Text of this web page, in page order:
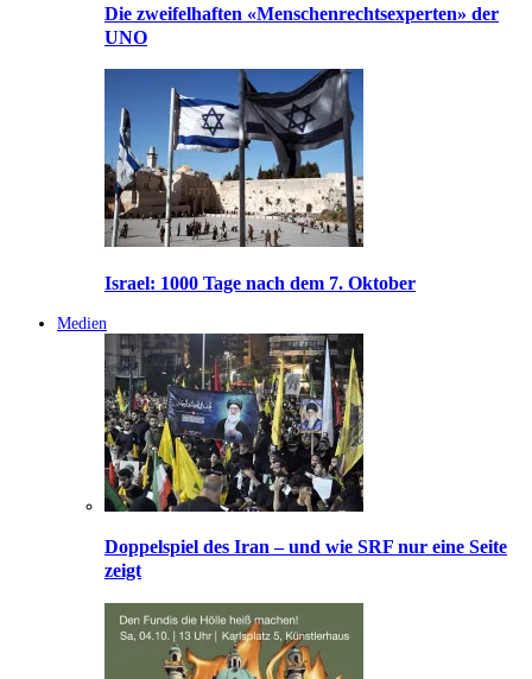
Die zweifelhaften «Menschenrechtsexperten» der
UNO
Israel: 1000 Tage nach dem 7. Oktober
Medien
Doppelspiel des Iran – und wie SRF nur eine Seite
zeigt